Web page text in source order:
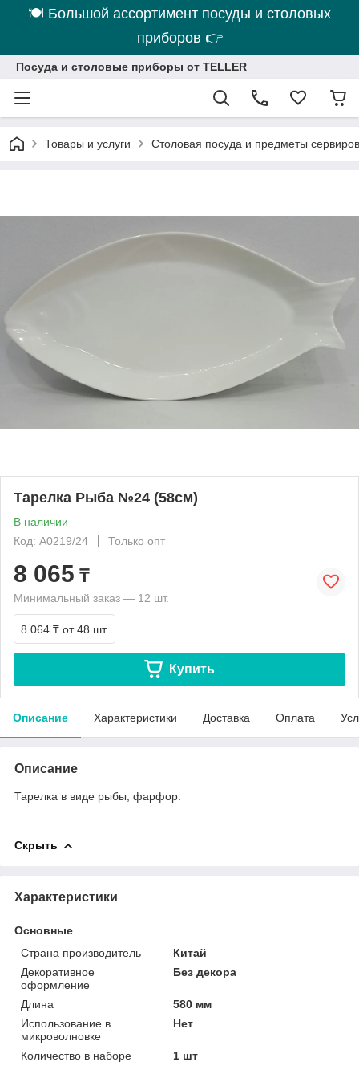
🍽 Большой ассортимент посуды и столовых
приборов 👉
Посуда и столовые приборы от TELLER
Товары и услуги Столовая посуда и предметы
Тарелка Рыба №24 (58см)
В наличии
Код: A0219/24
Только опт
8 065 ₸
Минимальный заказ — 12 шт.
8 064 ₸ от 48 шт.
Купить
Описание Характеристики Доставка Оплата
Описание
Тарелка в виде рыбы, фарфор.
Скрыть
Характеристики
Основные
Страна производитель
Китай
Декоративное
оформление
Без декора
Длина
580 мм
Использование в
микроволновке
Нет
Количество в наборе
1 шт